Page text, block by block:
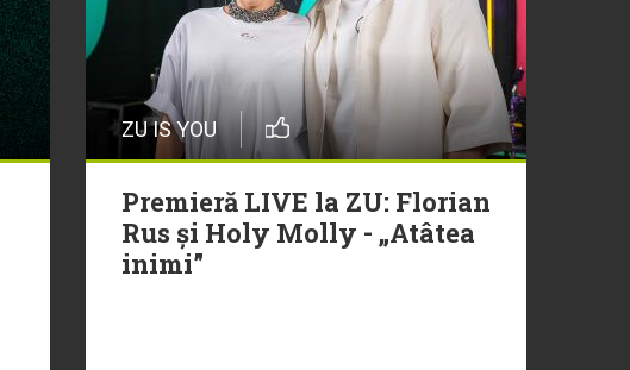
ZU IS YOU
Premieră LIVE la ZU: Florian
Rus și Holy Molly - „Atâtea
inimi”